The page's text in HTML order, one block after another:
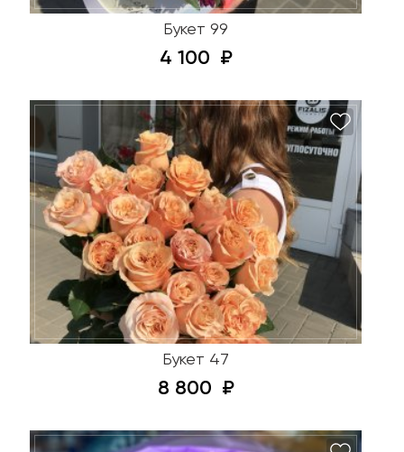
Букет 99
4 100
Букет 47
8 800